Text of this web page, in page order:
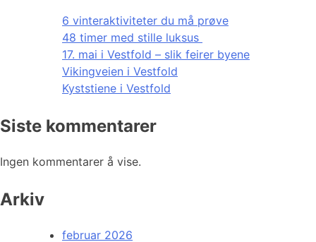
6 vinteraktiviteter du må prøve
48 timer med stille luksus
17. mai i Vestfold – slik feirer byene
Vikingveien i Vestfold
Kyststiene i Vestfold
Siste kommentarer
Ingen kommentarer å vise.
Arkiv
februar 2026